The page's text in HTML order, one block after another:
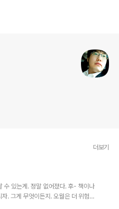
더보기
수 있는게. 정말 없어졌다. 후- 책이나
. 그게 무엇이든지. 오월은 더 위험하